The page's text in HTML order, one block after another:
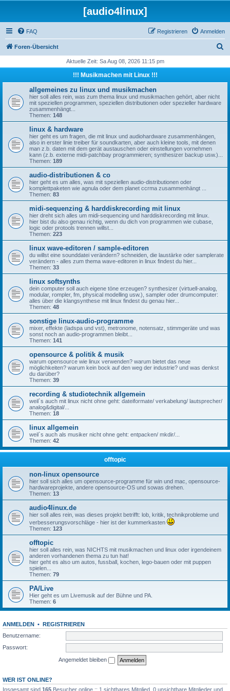
[audio4linux]
FAQ Anmelden
Registrieren
Foren-Übersicht
h
Aktuelle Zeit: Sa Aug 08, 2026 11:15 pm
!!! Musikmachen mit Linux !!!
allgemeines zu linux und musikmachen
hier soll alles rein, was zum thema linux und musikmachen gehört, aber nicht
mit speziellen programmen, speziellen distributionen oder spezieller hardware
zusammenhängt...
Themen: 148
linux & hardware
hier geht es um fragen, die mit linux und audiohardware zusammenhängen,
also in erster linie treiber für soundkarten, aber auch kleine tools, mit denen
man z.b. daten mit dem gerät austauschen oder einstellungen vornehmen
kann (z.b. externe midi-patchbay programmieren; synthesizer backup usw.)...
Themen: 189
audio-distributionen & co
hier geht es um alles, was mit speziellen audio-distributionen oder
komplettpaketen wie agnula oder dem planet ccrma zusammenhängt ...
Themen: 83
midi-sequenzing & harddiskrecording mit linux
hier dreht sich alles um midi-sequencing und harddiskrecording mit linux.
hier bist du also genau richtig, wenn du dich von programmen wie cubase,
logic oder protools trennen willst...
Themen: 223
linux wave-editoren / sample-editoren
du willst eine sounddatei verändern? schneiden, die laustärke oder samplerate
verändern - alles zum thema wave-editoren in linux findest du hier...
Themen: 33
linux softsynths
dein computer soll auch eigene töne erzeugen? synthesizer (virtuell-analog,
modular, rompler, fm, physical modelling usw.), sampler oder drumcomputer:
alles über die klangsynthese mit linux findest du genau hier...
Themen: 48
sonstige linux-audio-programme
mixer, effekte (ladspa und vst), metronome, notensatz, stimmgeräte und was
sonst noch an audio-programmen bleibt...
Themen: 141
opensource & politik & musik
warum opensource wie linux verwenden? warum bietet das neue
möglichkeiten? warum kein bock auf den weg der industrie? und was denkst
du darüber?
Themen: 39
recording & studiotechnik allgemein
weil`s auch mit linux nicht ohne geht: dateiformate/ verkabelung/ lautsprecher/
analog&digital/...
Themen: 18
linux allgemein
weil`s auch als musiker nicht ohne geht: entpacken/ mkdir/...
Themen: 42
offtopic
non-linux opensource
hier soll sich alles um opensource-programme für win und mac, opensource-
hardwareprojekte, andere opensource-OS und sowas drehen.
Themen: 13
audio4linux.de
hier soll alles rein, was dieses projekt betrifft: lob, kritik, technikprobleme und
verbesserungsvorschläge - hier ist der kummerkasten
Themen: 123
offtopic
hier soll alles rein, was NICHTS mit musikmachen und linux oder irgendeinem
anderen vorhandenen thema zu tun hat!
hier geht es also um autos, fussball, kochen, lego-bauen oder mit puppen
spielen...
Themen: 79
PA/Live
Hier geht es um Livemusik auf der Bühne und PA.
Themen: 6
ANMELDEN • REGISTRIEREN
Benutzername:
Passwort:
Angemeldet bleiben
WER IST ONLINE?
Insgesamt sind 165 Besucher online :: 1 sichtbares Mitglied, 0 unsichtbare Mitglieder und